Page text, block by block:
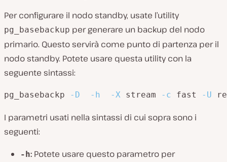
Per configurare il nodo standby, usate l’utility
pg_basebackup per generare un backup del nodo
primario. Questo servirà come punto di partenza per il
nodo standby. Potete usare questa utility con la
seguente sintassi:
pg_basebackp -D -h -X stream -c fast -U
I parametri usati nella sintassi di cui sopra sono i
seguenti:
-h: Potete usare questo parametro per